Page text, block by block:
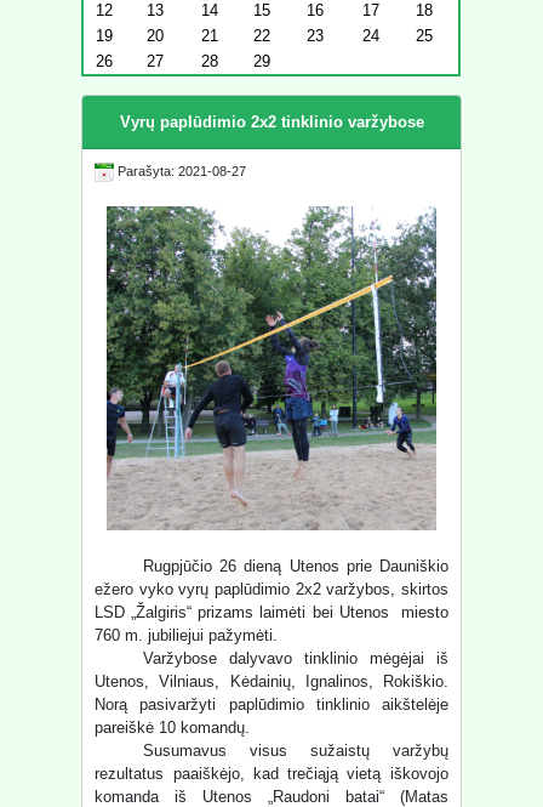
12
13 14 15 16 17
18
19
20 21 22 23 24
25
26
27 28 29
Vyrų paplūdimio 2x2 tinklinio varžybose
Parašyta: 2021-08-27
Rugpjūčio 26 dieną Utenos prie Dauniškio
ežero vyko vyrų paplūdimio 2x2 varžybos, skirtos
LSD „Žalgiris“ prizams laimėti bei Utenos miesto
760 m. jubiliejui pažymėti.
Varžybose dalyvavo tinklinio mėgėjai iš
Utenos, Vilniaus, Kėdainių, Ignalinos, Rokiškio.
Norą pasivaržyti paplūdimio tinklinio aikštelėje
pareiškė 10 komandų.
Susumavus visus sužaistų varžybų
rezultatus paaiškėjo, kad trečiąją vietą iškovojo
komanda iš Utenos „Raudoni batai“ (Matas